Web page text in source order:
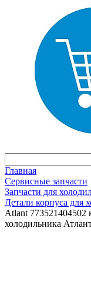
Главная
Сервисные запчасти
Запчасти для
Детали корпуса для
Atlant 773521404502
холодильника